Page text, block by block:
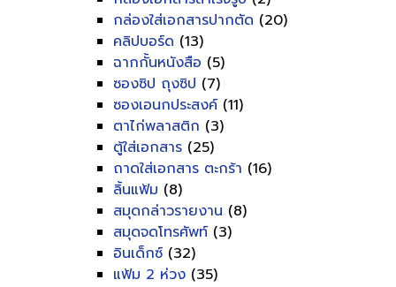
กล่องใส่เอกสารปากตัด (20)
คลิปบอร์ด (13)
ฉากกั้นหนังสือ (5)
ซองซิป ถุงซิป (7)
ซองเอนกประสงค์ (11)
ตาไก่พลาสติก (3)
ตู้ใส่เอกสาร (25)
ถาดใส่เอกสาร ตะกร้า (16)
ลิ้นแฟ้ม (8)
สมุดกล่าวรายงาน (8)
สมุดจดโทรศัพท์ (3)
อินเด็กซ์ (32)
แฟ้ม 2 ห่วง (35)